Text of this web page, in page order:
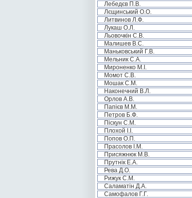
Лебедєв П.В.
Лєщинський О.О.
Литвинов Л.Ф.
Лукаш О.Л.
Льовочкін С.В.
Малишев В.С.
Маньковський Г.В.
Мельник С.А.
Мироненко М.І.
Момот С.В.
Мошак С.М.
Наконечний В.Л.
Орлов А.В.
Папієв М.М.
Петров Б.Ф.
Піскун С.М.
Плохой І.І.
Попов О.П.
Прасолов І.М.
Присяжнюк М.В.
Прутнік Е.А.
Рева Д.О.
Рижук С.М.
Саламатін Д.А.
Самофалов Г.Г.